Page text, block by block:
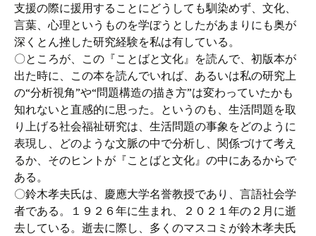
支援の際に援用することにどうしても馴染めず、文化、
言葉、心理というものを学ぼうとしたがあまりにも奥が
深くとん挫した研究経験を私は有している。
〇ところが、この『ことばと文化』を読んで、初版本が
出た時に、この本を読んでいれば、あるいは私の研究上
の“分析視角”や“問題構造の描き方”は変わっていたかも
知れないと直感的に思った。というのも、生活問題を取
り上げる社会福祉研究は、生活問題の事象をどのように
表現し、どのような文脈の中で分析し、関係づけて考え
るか、そのヒントが『ことばと文化』の中にあるからで
ある。
〇鈴木孝夫氏は、慶應大学名誉教授であり、言語社会学
者である。１９２６年に生まれ、２０２１年の２月に逝
去している。逝去に際し、多くのマスコミが鈴木孝夫氏